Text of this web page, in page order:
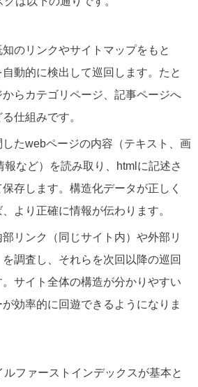
知のリンクやサイトマップをもと
動的に検出して巡回します。たと
からカテゴリページ、記事ページへ
仕組みです。
したwebページの内容（テキスト、画
報など）を読み取り、htmlに記述さ
存します。構造化データが正しく
より正確に情報が伝わります。
部リンク（同じサイト内）や外部リ
調査し、それらを次回以降の巡回
サイト全体の構造が分かりやすい
効率的に回遊できるようになりま
ファーストインデックスが基本と